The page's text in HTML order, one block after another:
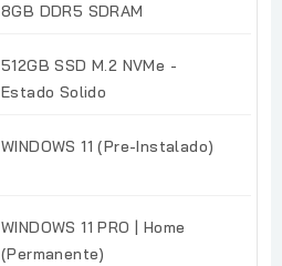
8GB DDR5 SDRAM
512GB SSD M.2 NVMe -
Estado Solido
WINDOWS 11 (Pre-Instalado)
WINDOWS 11 PRO | Home
(Permanente)